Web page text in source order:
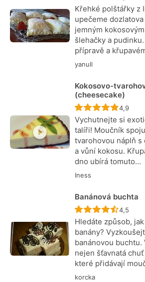
Křehké polštářky z
upečeme
jemným
šlehačky a
přípravě a
yanull
Kokosovo-
(cheesecake)
Recept
4,9
Vychutnejte si
talíři! Moučník
tvarohovou náplň
a vůní kokosu.
dno ubírá tomuto…
Iness
Banánová buchta
Recept
4,5
Hledáte způsob,
banány?
banánovou
nejen šťavnatá
které přidávají
korcka